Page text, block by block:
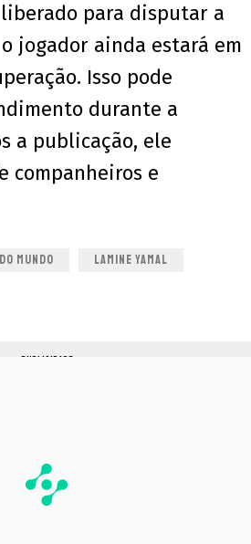
para disputar a
jogador ainda estará em
Isso pode
durante a
a publicação, ele
companheiros e
MUNDO LAMINE YAMAL
PUBLICIDADE